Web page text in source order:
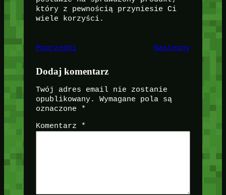
który z pewnością przyniesie Ci
wiele korzyści.
Poprzedni Następny
Dodaj komentarz
Twój adres email nie zostanie
opublikowany.
Wymagane pola są
oznaczone
*
Komentarz *